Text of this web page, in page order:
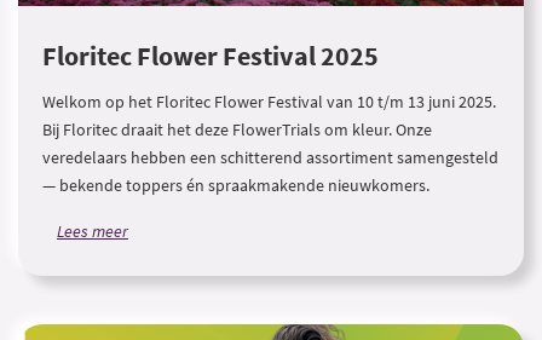
Floritec Flower Festival 2025
Welkom op het Floritec Flower Festival van 10 t/m 13 juni 2025.
Bij Floritec draait het deze FlowerTrials om kleur. Onze
veredelaars hebben een schitterend assortiment samengesteld
— bekende toppers én spraakmakende nieuwkomers.
Lees meer